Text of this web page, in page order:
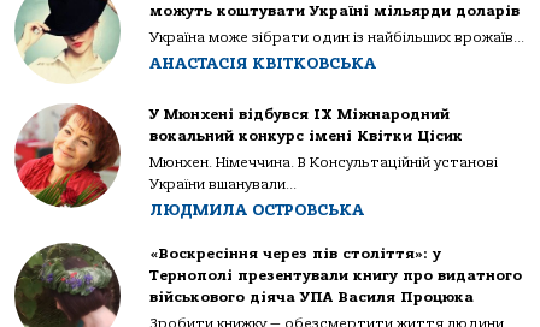
можуть коштувати Україні мільярди доларів
Україна може зібрати один із найбільших врожаїв...
АНАСТАСІЯ КВІТКОВСЬКА
У Мюнхені відбувся IX Міжнародний
вокальний конкурс імені Квітки Цісик
Мюнхен. Німеччина. В Консультаційній установі
України вшанували...
ЛЮДМИЛА ОСТРОВСЬКА
«Воскресіння через пів століття»: у
Тернополі презентували книгу про видатного
військового діяча УПА Василя Процюка
Зробити книжку — обезсмертити життя людини